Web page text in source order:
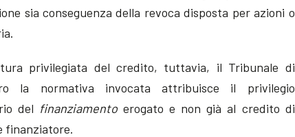
sia conseguenza della revoca disposta per azioni o
privilegiata del credito, tuttavia, il Tribunale di
la normativa invocata attribuisce il privilegio
del finanziamentoerogato e non già al credito di
finanziatore.